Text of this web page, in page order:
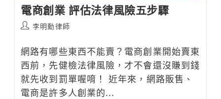
電商創業 評估法律風險五步驟
Post李明勳律師
網路有哪些東西不能賣？電商創業開始賣東
西前，先健檢法律風險，才不會還沒賺到錢
就先收到罰單喔唷！ 近年來，網路販售、
電商是許多人創業的...